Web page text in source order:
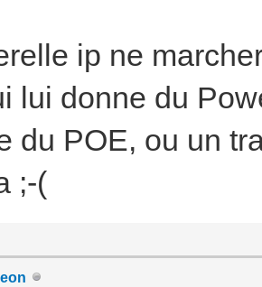
ip ne
lui donne du
du POE, ou un
;-(